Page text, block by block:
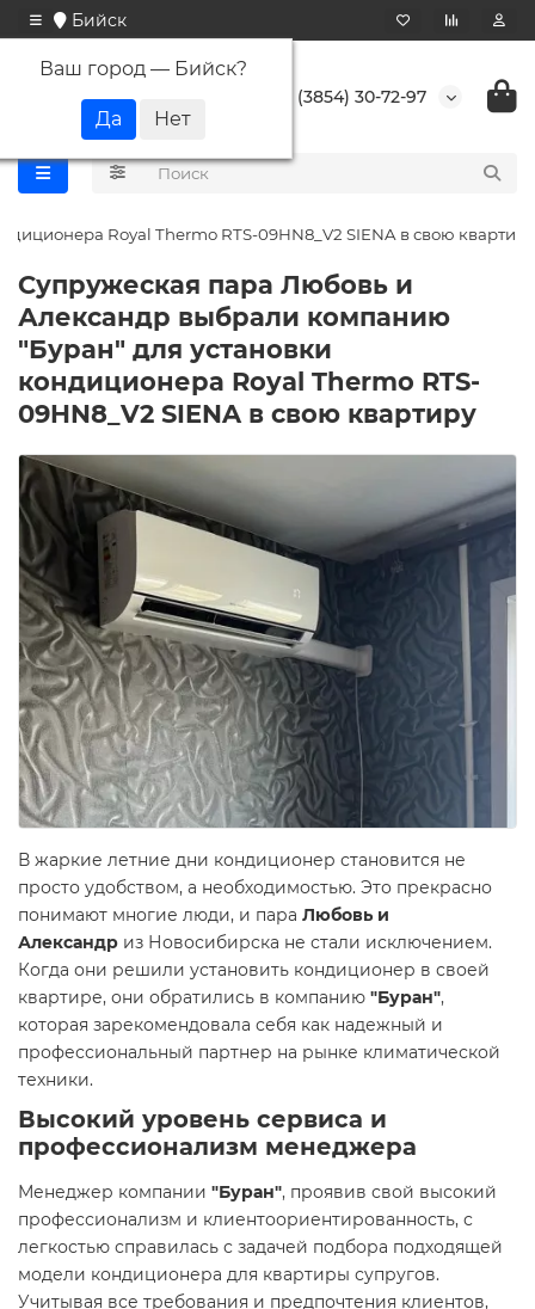
Бийск
Ваш город — Бийск?
+7 (3854) 30-72-97
Royal Thermo RTS-09HN8_V2 SIENA в свою квартиру
Супружеская пара Любовь и
Александр выбрали компанию
"Буран" для установки
кондиционера Royal Thermo RTS-
09HN8_V2 SIENA в свою квартиру
В жаркие летние дни кондиционер становится не
просто удобством, а необходимостью. Это прекрасно
понимают многие люди, и пара Любовь и
Александр из Новосибирска не стали исключением.
Когда они решили установить кондиционер в своей
квартире, они обратились в компанию "Буран",
которая зарекомендовала себя как надежный и
профессиональный партнер на рынке климатической
техники.
Высокий уровень сервиса и
профессионализм менеджера
Менеджер компании "Буран", проявив свой высокий
профессионализм и клиентоориентированность, с
легкостью справилась с задачей подбора подходящей
модели кондиционера для квартиры супругов.
Учитывая все требования и предпочтения клиентов,